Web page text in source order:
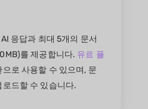
응답과 최대 5개의 문서
를 제공합니다. 유료 플
로 사용할 수 있으며, 문
드할 수 있습니다.